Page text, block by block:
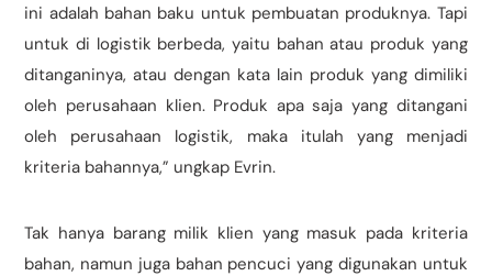
ini adalah bahan baku untuk pembuatan produknya. Tapi
untuk di logistik berbeda, yaitu bahan atau produk yang
ditanganinya, atau dengan kata lain produk yang dimiliki
oleh perusahaan klien. Produk apa saja yang ditangani
oleh perusahaan logistik, maka itulah yang menjadi
kriteria bahannya,” ungkap Evrin.
Tak hanya barang milik klien yang masuk pada kriteria
bahan, namun juga bahan pencuci yang digunakan untuk